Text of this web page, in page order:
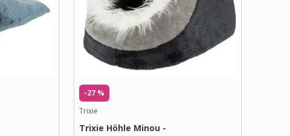
-27 %
Trixie
Trixie Höhle Minou -